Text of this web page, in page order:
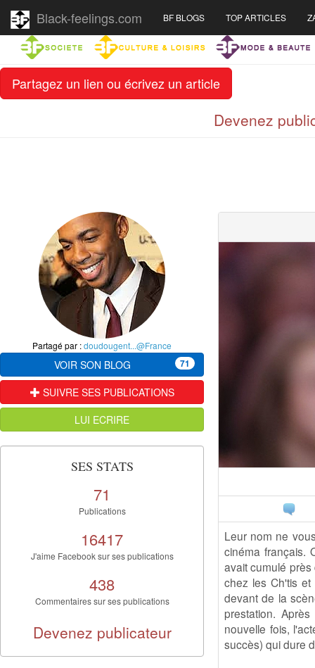
Partagez un lien ou écrivez un article
Black-feelings.com BF BLOGS TOP ARTICLES
Devenez
Leur nom ne
cinéma français.
avait cumulé
chez les Ch'tis
devant de la
prestation.
nouvelle fois,
succès) qui dure
Partagé par :doudougent...@France
VOIR SON BLOG 71
SUIVRE SES PUBLICATIONS
LUI ECRIRE
SES STATS
71
Publications
16417
J'aime Facebook sur ses publications
438
Commentaires sur ses publications
Devenez publicateur